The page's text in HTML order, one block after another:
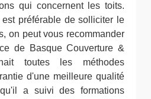
qui concernent les toits.
préférable de solliciter le
on peut vous recommander
de Basque Couverture &
toutes les méthodes
d'une meilleure qualité
a suivi des formations